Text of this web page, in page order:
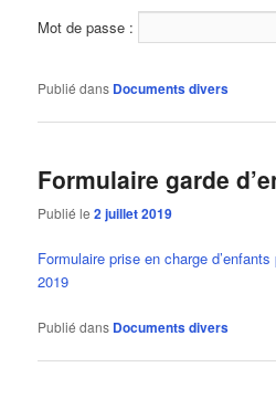
Mot de passe :
Publié dans Documents divers
Formulaire garde
Publié le2 juillet 2019
Formulaire prise en charge
2019
Publié dans Documents divers